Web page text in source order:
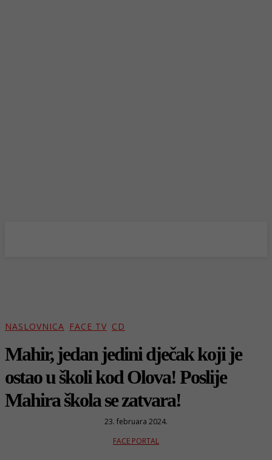
NASLOVNICA FACE TV CD
Mahir, jedan jedini dječak koji je
ostao u školi kod Olova! Poslije
Mahira škola se zatvara!
23. februara 2024.
FACE PORTAL